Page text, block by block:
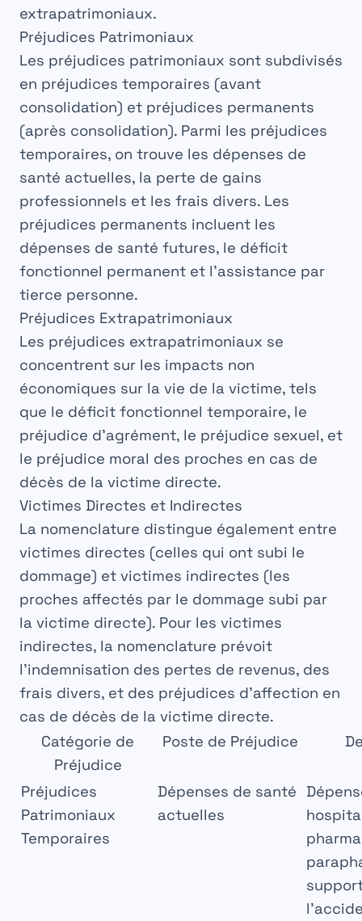
extrapatrimoniaux.
Préjudices Patrimoniaux
Les préjudices patrimoniaux sont subdivisés
en préjudices temporaires (avant
consolidation) et préjudices permanents
(après consolidation). Parmi les préjudices
temporaires, on trouve les dépenses de
santé actuelles, la perte de gains
professionnels et les frais divers. Les
préjudices permanents incluent les
dépenses de santé futures, le déficit
fonctionnel permanent et l’assistance par
tierce personne.
Préjudices Extrapatrimoniaux
Les préjudices extrapatrimoniaux se
concentrent sur les impacts non
économiques sur la vie de la victime, tels
que le déficit fonctionnel temporaire, le
préjudice d’agrément, le préjudice sexuel, et
le préjudice moral des proches en cas de
décès de la victime directe.
Victimes Directes et Indirectes
La nomenclature distingue également entre
victimes directes (celles qui ont subi le
dommage) et victimes indirectes (les
proches affectés par le dommage subi par
la victime directe). Pour les victimes
indirectes, la nomenclature prévoit
l’indemnisation des pertes de revenus, des
frais divers, et des préjudices d’affection en
cas de décès de la victime directe.
Catégorie de
Préjudice
Poste de Préjudice
Préjudices
Patrimoniaux
Temporaires
Dépenses de santé
actuelles